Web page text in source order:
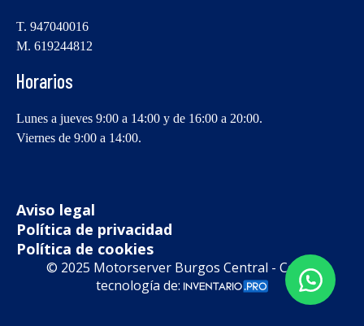
T. 947040016
M. 619244812
Horarios
Lunes a jueves 9:00 a 14:00 y de 16:00 a 20:00.
Viernes de 9:00 a 14:00.
Aviso legal
Política de privacidad
Política de cookies
© 2025 Motorserver Burgos Central - Con la
tecnología de: